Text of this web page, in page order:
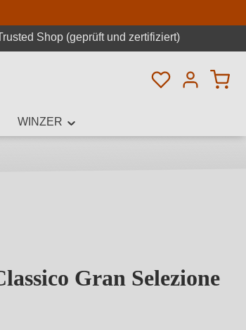
Shop (geprüft und zertifiziert)
Du hast 0
WINZER
Gran Selezione